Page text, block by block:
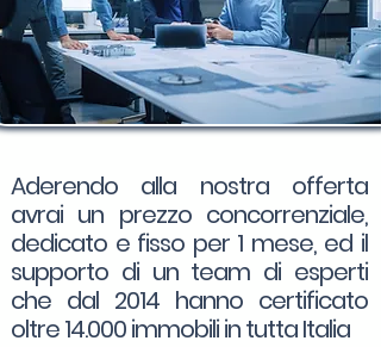
Aderendo alla nostra offerta
avrai un prezzo concorrenziale,
dedicato e fisso per 1 mese, ed il
supporto di un team di esperti
che dal 2014 hanno certificato
oltre 14.000 immobili in tutta Italia